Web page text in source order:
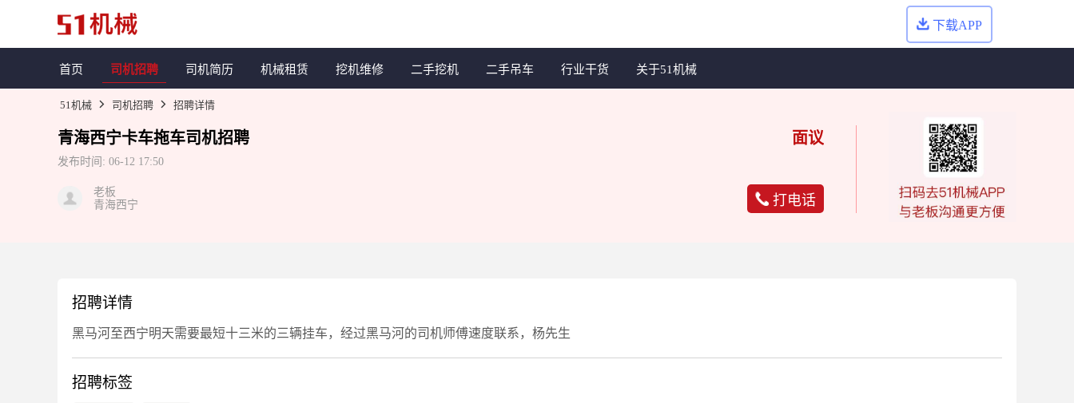
下载APP
首页 司机招聘 司机简历 机械租赁 挖机维修 二手挖机 二手吊车 行业干货 关于51机械
51机械 司机招聘 招聘详情
青海西宁卡车拖车司机招聘 面议
发布时间: 06-12 17:50
老板
青海西宁
打电话
招聘详情
黑马河至西宁明天需要最短十三米的三辆挂车，经过黑马河的司机师傅速度联系，杨先生
招聘标签